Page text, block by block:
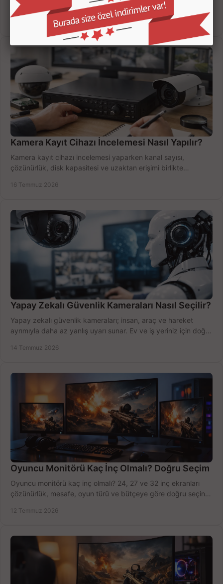
süresi ve bağlantı tipini karşılaştırın; eviniz veya iş yeriniz için
doğru sistemi hemen seçin.
18 Temmuz 2026
Kamera Kayıt Cihazı İncelemesi Nasıl Yapılır?
Kamera kayıt cihazı incelemesi yaparken kanal sayısı,
çözünürlük, disk kapasitesi ve uzaktan erişimi birlikte
16 Temmuz 2026
Yapay Zekalı Güvenlik Kameraları Nasıl Seçilir?
Yapay zekalı güvenlik kameraları; insan, araç ve hareket
ayrımıyla daha az yanlış uyarı sunar. Ev ve iş yeriniz için doğru
14 Temmuz 2026
Oyuncu Monitörü Kaç İnç Olmalı? Doğru Seçim
Oyuncu monitörü kaç inç olmalı? 24, 27 ve 32 inç ekranları
çözünürlük, mesafe, oyun türü ve bütçeye göre doğru seçin,
12 Temmuz 2026